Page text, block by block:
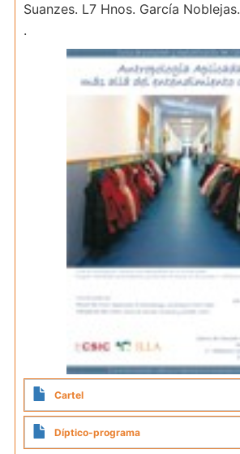
Suanzes. L7 Hnos. García Noblejas.
.
Cartel
Díptico-programa